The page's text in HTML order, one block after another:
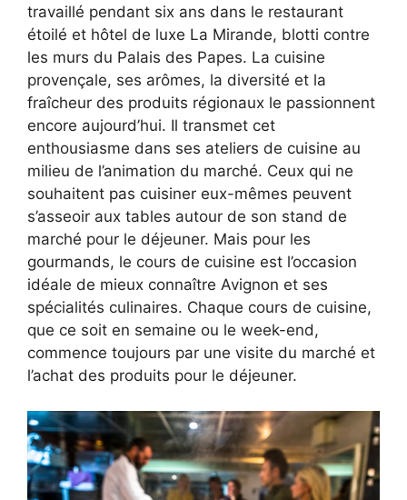
travaillé pendant six ans dans le restaurant
étoilé et hôtel de luxe La Mirande, blotti contre
les murs du Palais des Papes. La cuisine
provençale, ses arômes, la diversité et la
fraîcheur des produits régionaux le passionnent
encore aujourd’hui. Il transmet cet
enthousiasme dans ses ateliers de cuisine au
milieu de l’animation du marché. Ceux qui ne
souhaitent pas cuisiner eux-mêmes peuvent
s’asseoir aux tables autour de son stand de
marché pour le déjeuner. Mais pour les
gourmands, le cours de cuisine est l’occasion
idéale de mieux connaître Avignon et ses
spécialités culinaires. Chaque cours de cuisine,
que ce soit en semaine ou le week-end,
commence toujours par une visite du marché et
l’achat des produits pour le déjeuner.